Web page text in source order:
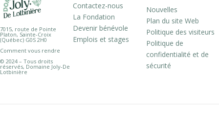
7015, route de Pointe
Platon, Sainte-Croix
(Québec) G0S 2H0
Comment vous rendre
© 2024 – Tous droits
réservés, Domaine Joly-De
Lotbinière
Contactez-nous
La Fondation
Devenir bénévole
Emplois et stages
Nouvelles
Plan du site Web
Politique des visiteurs
Politique de
confidentialité et de
sécurité